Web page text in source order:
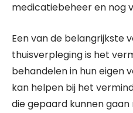
medicatiebeheer en nog
Een van de belangrijkste
thuisverpleging is het
behandelen in hun eigen
kan helpen bij het
die gepaard kunnen